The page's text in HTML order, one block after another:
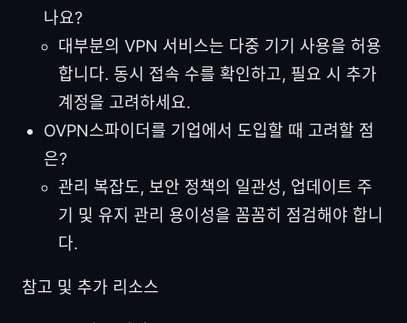
나요?
대부분의 VPN 서비스는 다중 기기 사용을 허용
합니다. 동시 접속 수를 확인하고, 필요 시 추가
계정을 고려하세요.
OVPN스파이더를 기업에서 도입할 때 고려할 점
은?
관리 복잡도, 보안 정책의 일관성, 업데이트 주
기 및 유지 관리 용이성을 꼼꼼히 점검해야 합니
다.
참고 및 추가 리소스